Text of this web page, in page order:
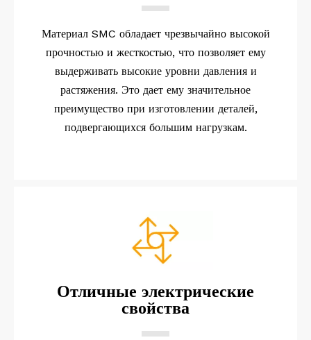
Материал SMC обладает чрезвычайно высокой
прочностью и жесткостью, что позволяет ему
выдерживать высокие уровни давления и
растяжения. Это дает ему значительное
преимущество при изготовлении деталей,
подвергающихся большим нагрузкам.
Отличные электрические
свойства